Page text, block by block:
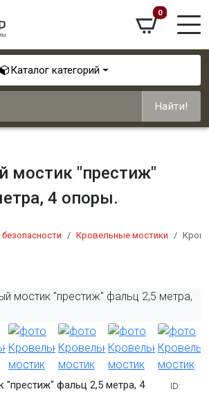
0
Каталог категорий
Найти!
мостик "престиж"
4 опоры.
Кровельные мостики
"престиж" фальц 2,5 метра, 4
ID: